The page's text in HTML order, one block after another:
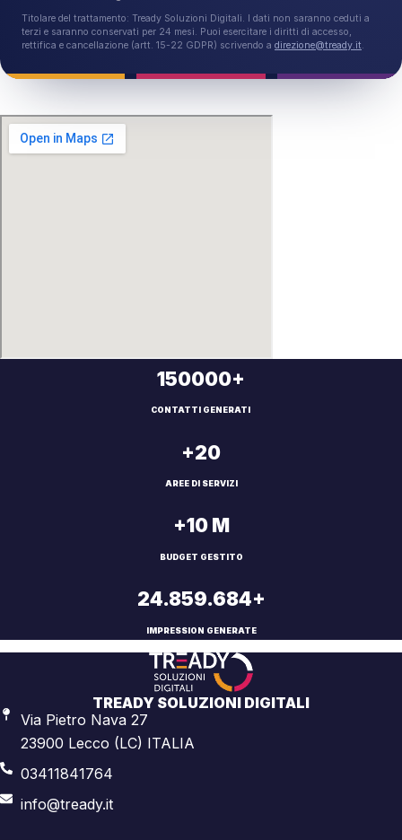
Titolare del trattamento: Tready Soluzioni Digitali. I dati non saranno ceduti a
terzi e saranno conservati per 24 mesi. Puoi esercitare i diritti di accesso,
rettifica e cancellazione (artt. 15-22 GDPR) scrivendo a direzione@tready.it.
150000+
CONTATTI GENERATI
+20
AREE DI SERVIZI
+10 M
BUDGET GESTITO
24.859.684+
IMPRESSION GENERATE
TREADY SOLUZIONI DIGITALI
Via Pietro Nava 27
23900 Lecco (LC) ITALIA
03411841764
info@tready.it